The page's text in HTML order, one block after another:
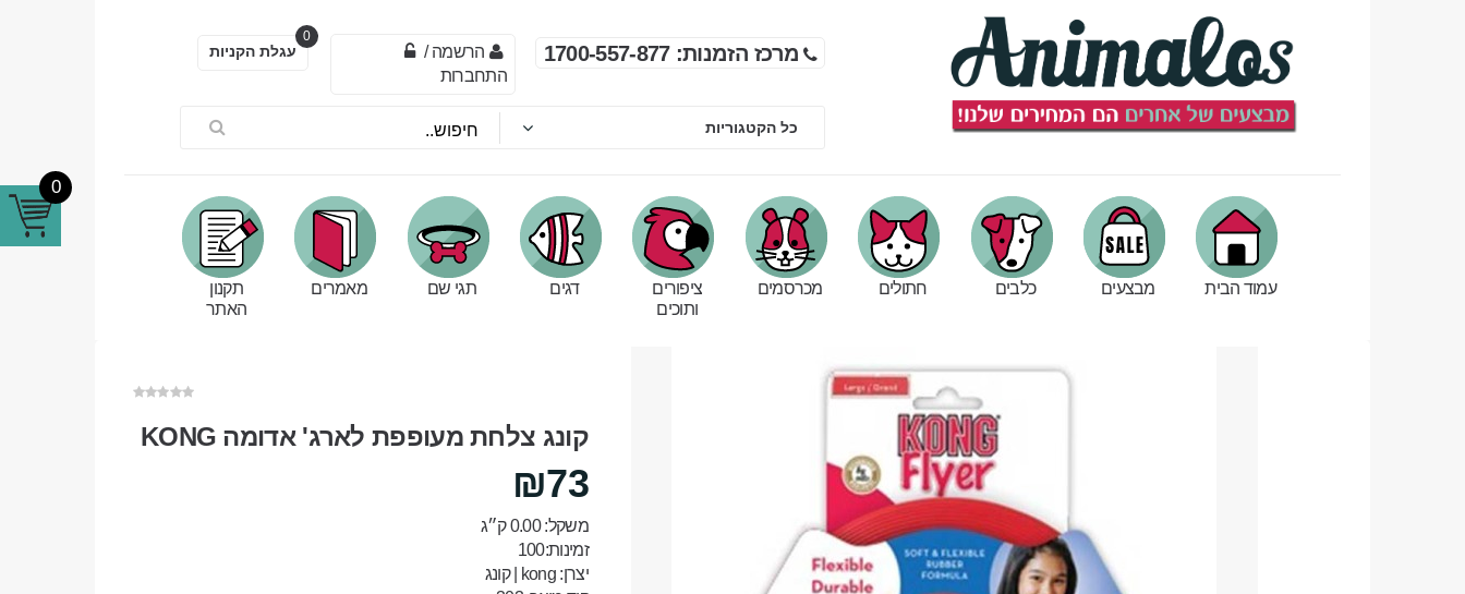
מרכז הזמנות: 1700-557-877 הרשמה/
התחברות
עגלת הקניות
0
עמוד הבית מבצעים כלבים חתולים מכרסמים
ציפורים
ותוכים
דגים תגי שם מאמרים
תקנון
האתר
קונג צלחת מעופפת לארג' אדומה KONG
₪73
משקל: 0.00 ק״ג
זמינות:100
יצרן: kong | קונג
0